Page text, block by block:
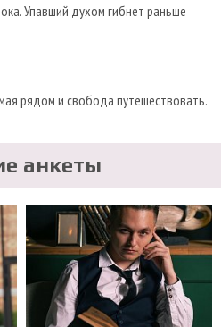
Упавший духом гибнет раньше
рядом и свобода путешествовать.
анкеты